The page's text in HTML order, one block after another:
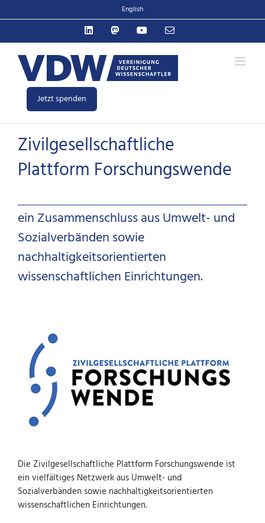
Inhalt
English
LinkedInMastodonYouTubeE-
Jetzt spenden
Zivilgesellschaftliche
Plattform Forschungswende
ein Zusammenschluss aus Umwelt- und
Sozialverbänden sowie
nachhaltigkeitsorientierten
wissenschaftlichen Einrichtungen.
Die Zivilgesellschaftliche Plattform Forschungswende ist
ein vielfältiges Netzwerk aus Umwelt- und
Sozialverbänden sowie nachhaltigkeitsorientierten
wissenschaftlichen Einrichtungen.